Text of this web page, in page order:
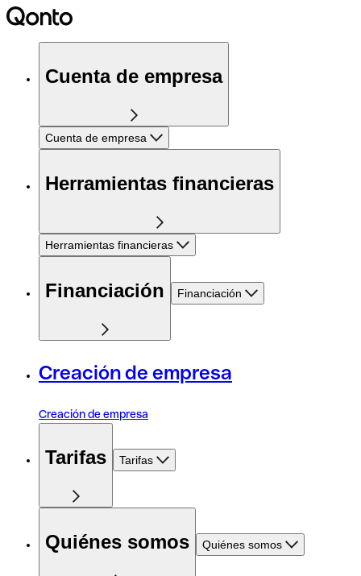
Cuenta de empresa
Cuenta de empresa
Herramientas financieras
Herramientas financieras
Financiación Financiación
Creación de empresa
Creación de empresa
Tarifas Tarifas
Quiénes somos Quiénes somos